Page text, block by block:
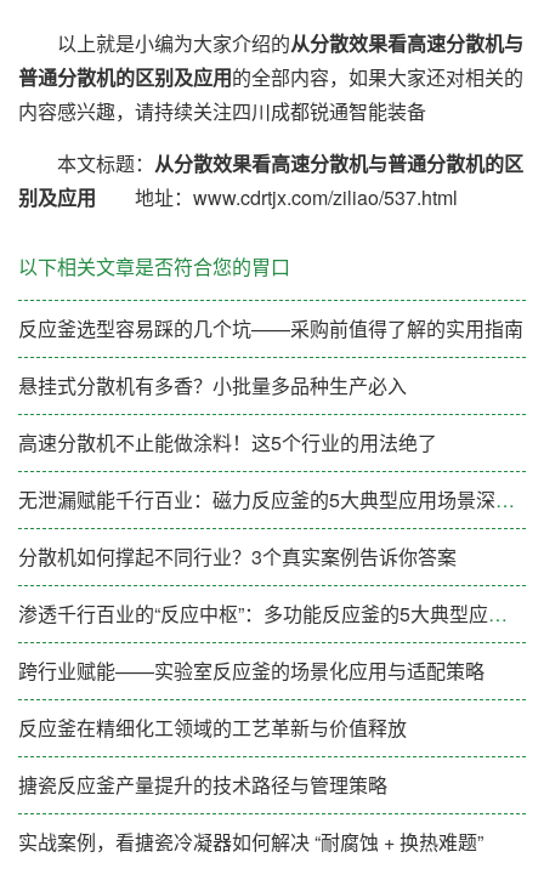
以上就是小编为大家介绍的从分散效果看高速分散机与
普通分散机的区别及应用的全部内容，如果大家还对相关的
内容感兴趣，请持续关注四川成都锐通智能装备
本文标题： 从分散效果看高速分散机与普通分散机的区
别及应用 地址：www.cdrtjx.com/ziliao/537.html
以下相关文章是否符合您的胃口
反应釜选型容易踩的几个坑——采购前值得了解的实用指南
悬挂式分散机有多香？小批量多品种生产必入
高速分散机不止能做涂料！这5个行业的用法绝了
无泄漏赋能千行百业：磁力反应釜的5大典型应用场景深度解析
分散机如何撑起不同行业？3个真实案例告诉你答案
渗透千行百业的“反应中枢”：多功能反应釜的5大典型应用场景解析
跨行业赋能——实验室反应釜的场景化应用与适配策略
反应釜在精细化工领域的工艺革新与价值释放
搪瓷反应釜产量提升的技术路径与管理策略
实战案例，看搪瓷冷凝器如何解决 “耐腐蚀 + 换热难题”